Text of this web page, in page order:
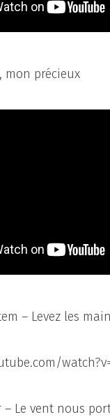
, mon précieux
– Levez les
– Le vent nous